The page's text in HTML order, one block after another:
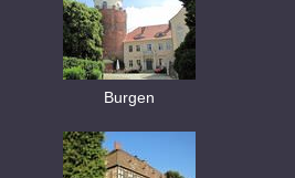
Burgen